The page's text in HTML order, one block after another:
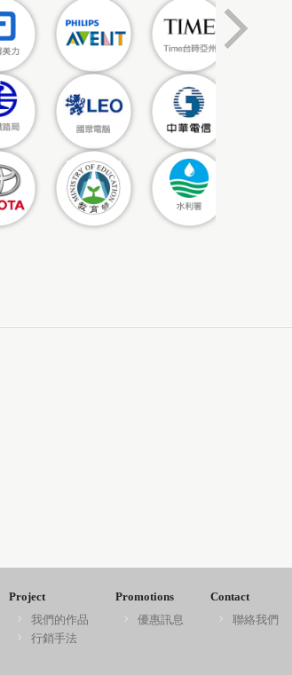
Project
我們的作品
行銷手法
Promotions
優惠訊息
Contact
聯絡我們